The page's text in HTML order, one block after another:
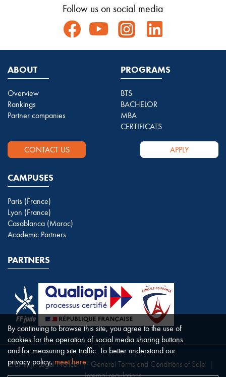
Follow us on social media
ABOUT
Overview
Rankings
Partner companies
PROGRAMS
BTS
BACHELOR
MBA
CERTIFICATS
CONTACT US APPLY
CAMPUSES
Paris (France)
Lyon (France)
Casablanca (Maroc)
Academic Partners
PARTNERS
Claim | Legal Notice | General Terms and Conditions of Sale
By continuing to browse this site, you agree to the use of
cookies for the operation of social media sharing buttons
and for measuring site traffic. To better understand our
privacy policy,meet here.